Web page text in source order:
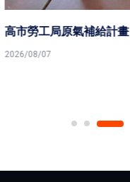
高市鎮港園社大攜手高